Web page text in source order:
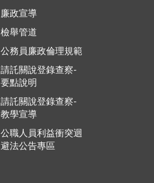
廉政宣導
檢舉管道
公務員廉政倫理規範
請託關說登錄查察-
要點說明
請託關說登錄查察-
教學宣導
公職人員利益衝突迴
避法公告專區